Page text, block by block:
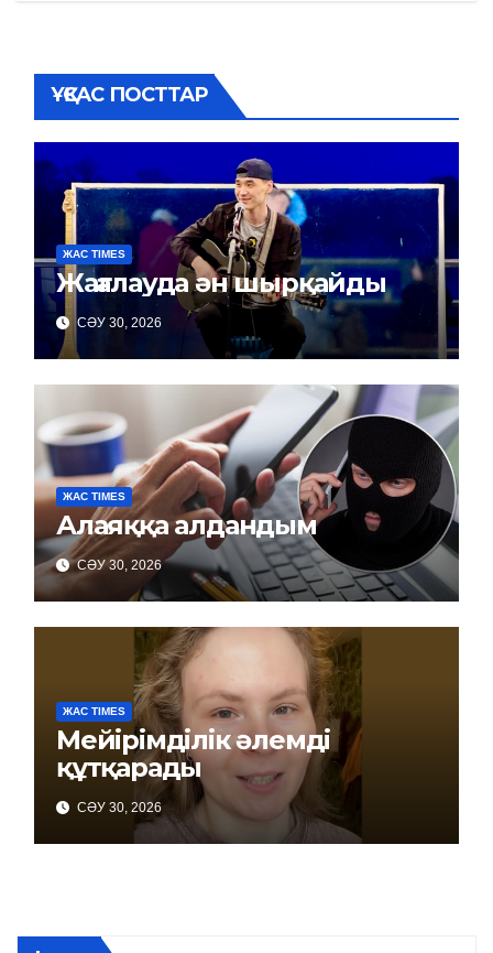
ҰҚСАС ПОСТТАР
ЖАС TIMES
Жағалауда ән шырқайды
СӘУ 30, 2026
ЖАС TIMES
Алаяққа алдандым
СӘУ 30, 2026
ЖАС TIMES
Мейірімділік әлемді
құтқарады
СӘУ 30, 2026